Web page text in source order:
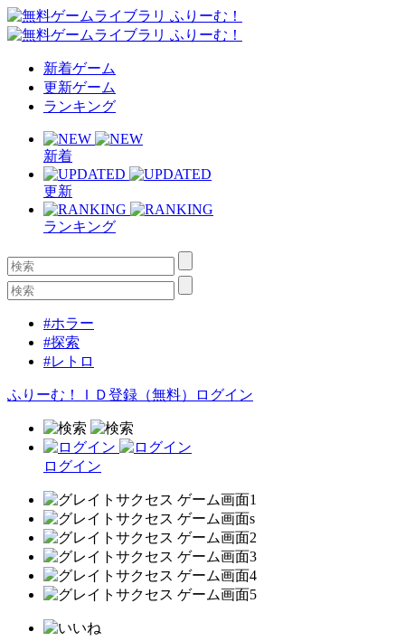
新着ゲーム
更新ゲーム
ランキング
新着
更新
ランキング
#ホラー
#探索
#レトロ
ふりーむ！ＩＤ登録（無料） ログイン
ログイン